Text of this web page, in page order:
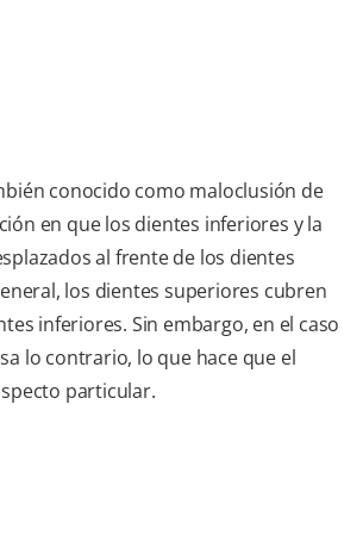
conocido como maloclusión de
en que los dientes inferiores y la
al frente de los dientes
los dientes superiores cubren
inferiores. Sin embargo, en el caso
lo contrario, lo que hace que el
particular.